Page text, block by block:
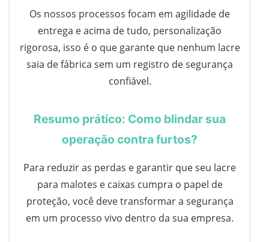
Os nossos processos focam em agilidade de
entrega e acima de tudo, personalização
rigorosa, isso é o que garante que nenhum lacre
saia de fábrica sem um registro de segurança
confiável.
Resumo prático: Como blindar sua
operação contra furtos?
Para reduzir as perdas e garantir que seu lacre
para malotes e caixas cumpra o papel de
proteção, você deve transformar a segurança
em um processo vivo dentro da sua empresa.